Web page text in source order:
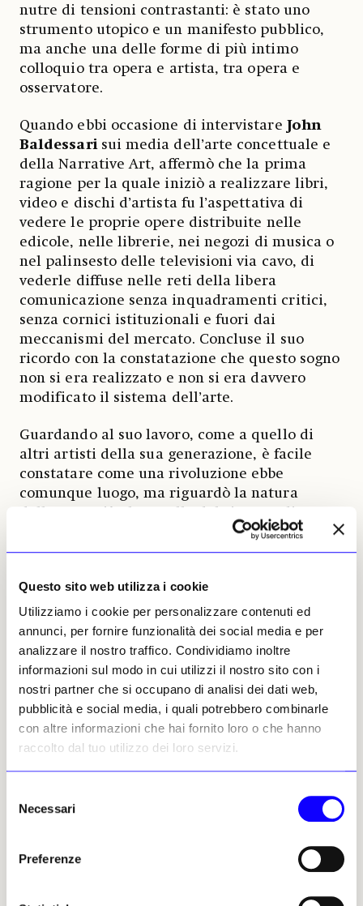
Questo sito web utilizza i cookie
Utilizziamo i cookie per personalizzare contenuti ed
annunci, per fornire funzionalità dei social media e per
analizzare il nostro traffico. Condividiamo inoltre
informazioni sul modo in cui utilizzi il nostro sito con i
nostri partner che si occupano di analisi dei dati web,
pubblicità e social media, i quali potrebbero combinarle
con altre informazioni che hai fornito loro o che hanno
raccolto dal tuo utilizzo dei loro servizi.
delNecessari
Preferenze
nutre di tensioni contrastanti: è stato uno
strumento utopico e un manifesto pubblico,
ma anche una delle forme di più intimo
colloquio tra opera e artista, tra opera e
osservatore.
Quando ebbi occasione di intervistare
John
Baldessarisui media dell’arte concettuale e
della Narrative Art, affermò che la prima
ragione per la quale iniziò a realizzare libri,
video e dischi d’artista fu l’aspettativa di
vedere le proprie opere distribuite nelle
edicole, nelle librerie, nei negozi di musica o
nel palinsesto delle televisioni via cavo, di
vederle diffuse nelle reti della libera
comunicazione senza inquadramenti critici,
senza cornici istituzionali e fuori dai
meccanismi del mercato. Concluse il suo
ricordo con la constatazione che questo sogno
non si era realizzato e non si era davvero
modificato il sistema dell’arte.
Guardando al suo lavoro, come a quello di
altri artisti della sua generazione, è facile
constatare come una rivoluzione ebbe
comunque luogo, ma riguardò la natura
fruizione. E avvenne per quella inusuale
prossemica che pone l’«opera-libro» tra le
che ne derivano, con una vicinanza che spesso
consente di percepire il profumo della carta o
l’odore degli inchiostri (se non di altri
materiali più inusuali), un’opera di cui si
percepisce il peso, che si sfoglia, si srotola o si
tenta di ricomporre comeLe Grand Désordre
(1960) diIsidore Isou , che si legge attraverso,
come le pagine forate diDieter RothnelBok
3b(1961) o si distende, come il leporello dorato
La vicinanza, la familiarità dell’oggetto libro,
essere piccolo volume scultoreo uno spazio
dimensioni illimitate racchiuse nei